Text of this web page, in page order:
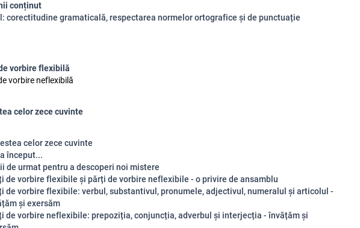
conținut
corectitudine gramaticală, respectarea normelor ortografice și de punctuație
vorbire flexibilă
vorbire neflexibilă
celor zece cuvinte
celor zece cuvinte
început...
de urmat pentru a descoperi noi mistere
de vorbire flexibile și părți de vorbire neflexibile - o privire de ansamblu
de vorbire flexibile: verbul, substantivul, pronumele, adjectivul, numeralul și articolul -
și exersăm
de vorbire neflexibile: prepoziția, conjuncția, adverbul și interjecția - învățăm și